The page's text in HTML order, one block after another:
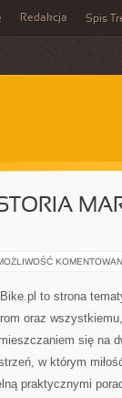
Redakcja Spis
to strona
oraz
się na
w którym
praktycznymi